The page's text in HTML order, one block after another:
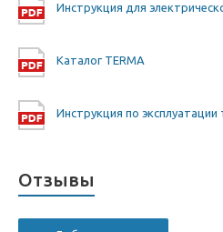
Инструкция для
Каталог TERMA
Инструкция по
Отзывы